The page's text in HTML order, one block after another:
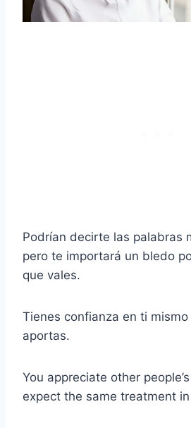
Podrían decirte las palabras
pero te importará un bledo
que vales.
Tienes confianza en ti
aportas.
You appreciate other
expect the same treatment